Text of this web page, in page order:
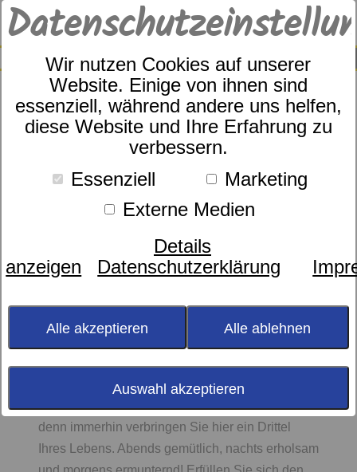
Wir nutzen Cookies auf unserer
Website. Einige von ihnen sind
essenziell, während andere uns helfen,
diese Website und Ihre Erfahrung zu
verbessern.
Essenziell
Marketing
Externe Medien
Details
anzeigen
Datenschutzerklärung
Alle akzeptieren Alle ablehnen
Auswahl akzeptieren
SUCHE
0
Fußteil
Größe
Höhenverstellung
Holzart
Kopfteil/Fußteil
Verarbeitung
Preis
Schlafraummöbel
Gönnen Sie sich eine schöne Schlafumgebung,
denn immerhin verbringen Sie hier ein Drittel
Ihres Lebens. Abends gemütlich, nachts erholsam